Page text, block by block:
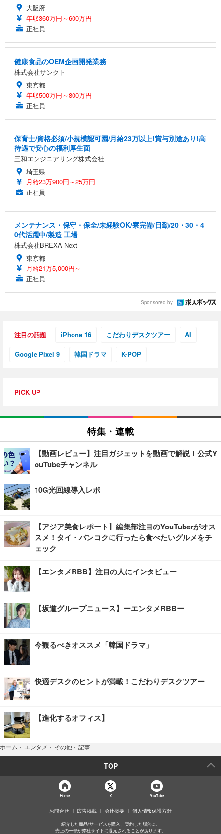
大阪府
年収360万円～600万円
正社員
健康食品のOEM企画開発業務
株式会社サンクト
東京都
年収500万円～800万円
正社員
保育士/資格必須/小規模認可園/月給23万以上!賞与別途あり!高
待遇で安心の福利厚生面
三和エンジニアリング株式会社
埼玉県
月給23万900円～25万円
正社員
メンテナンス・保守・保全/未経験OK/寮完備/日勤/20・30・4
0代活躍中/製造 工場
株式会社BREXA Next
東京都
月給21万5,000円～
正社員
Sponsored by
注目の話題 iPhone 16 こだわりデスクツアー AI
Google Pixel 9 韓国ドラマ K-POP
PICK UP
特集・連載
【動画レビュー】注目ガジェットを動画で解説！公式Y
ouTubeチャンネル
10G光回線導入レポ
【アジア美食レポート】編集部注目のYouTuberがオス
スメ！タイ・バンコクに行ったら食べたいグルメをチ
ェック
【エンタメRBB】注目の人にインタビュー
【坂道グループニュース】ーエンタメRBBー
今観るべきオススメ「韓国ドラマ」
快適デスクのヒントが満載！こだわりデスクツアー
【進化するオフィス】
ホーム › エンタメ › その他 › 記事
TOP
Home X YouTube
お問合せ 広告掲載 会社概要 個人情報保護方針
紹介した商品/サービスを購入、契約した場合に、
売上の一部が弊社サイトに還元されることがあります。